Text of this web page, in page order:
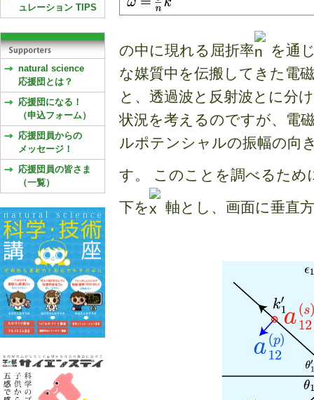
の中に現れる屈折率
を通
な媒質中を伝搬してきた電
と、透過波と反射波とに分
状況を考えるのですが、電
ルポテンシャルの振幅の向
す。 このことを調べるため
下を
軸とし、画面に垂直
ュレーション TIPS
natural science
応援団とは？
応援団になる！
（申込フォーム）
応援団員からの
メッセージ！
応援団員の皆さま
（一覧）